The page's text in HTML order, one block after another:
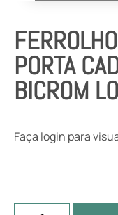
PORTA
BICROM
Faça login para